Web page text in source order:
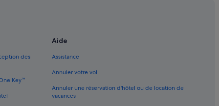
historiques
romantiques
spa
des
Key™
Aide
Assistance
Annuler votre vol
Annuler une réservation d'hôtel ou de location de
vacances